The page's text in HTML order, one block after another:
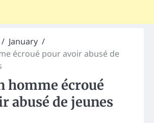
January
écroué pour avoir abusé de
homme écroué
abusé de jeunes